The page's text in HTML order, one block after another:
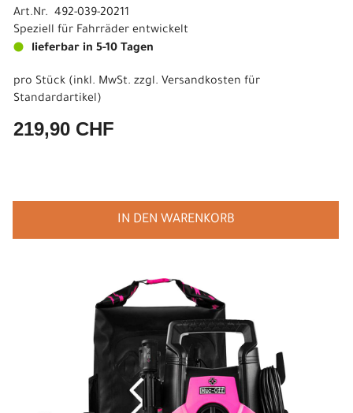
Art.Nr. 492-039-20211
Speziell für Fahrräder entwickelt
lieferbar in 5-10 Tagen
pro Stück (inkl. MwSt. zzgl. Versandkosten für
Standardartikel)
219,90 CHF
IN DEN WARENKORB